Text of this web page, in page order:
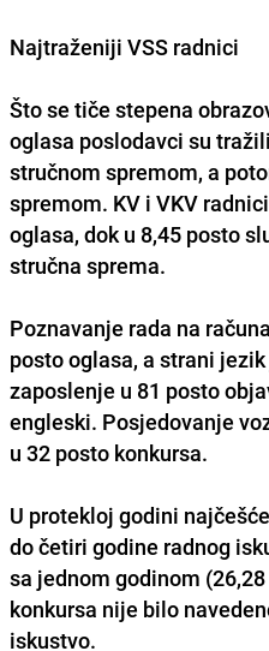
Najtraženiji VSS radnici
Što se tiče stepena
oglasa poslodavci su
stručnom spremom, a
spremom. KV i VKV
oglasa, dok u 8,45 posto
stručna sprema.
Poznavanje rada na
posto oglasa, a strani
zaposlenje u 81 posto
engleski. Posjedovanje
u 32 posto konkursa.
U protekloj godini
do četiri godine radnog
sa jednom godinom
konkursa nije bilo
iskustvo.